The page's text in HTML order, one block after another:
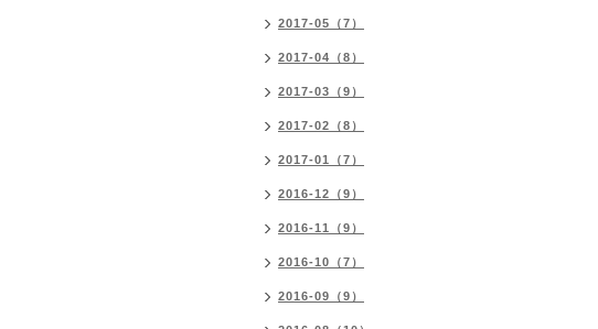
2017-05（7）
2017-04（8）
2017-03（9）
2017-02（8）
2017-01（7）
2016-12（9）
2016-11（9）
2016-10（7）
2016-09（9）